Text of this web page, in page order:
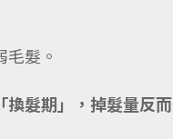
髮。
換髮期」，掉髮量反